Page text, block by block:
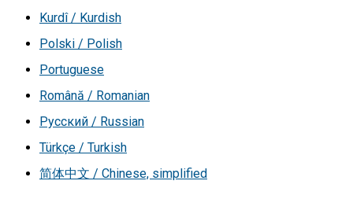
Kurdî / Kurdish
Polski / Polish
Portuguese
Română / Romanian
Русский / Russian
Türkçe / Turkish
简体中文 / Chinese, simplified